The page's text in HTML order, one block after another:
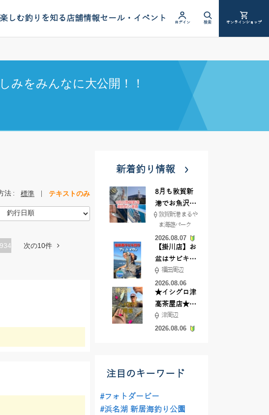
しむ釣りを知る店舗情報セール・イベント ログイン 検索 オンラインショップ
みをみんなに大公開！！
法 標準 テキストのみ
次の10件
新着釣り情報
8月も敦賀新
港でお魚沢山
♪ イシグロ彦
根店
敦賀新港 まるや
ま海遊パーク
2026.08.07
【掛川店】お
盆はサビキ釣
りいきません
か?
福田周辺
2026.08.06
★イシグロ津
高茶屋店★津
近郊ハゼ釣れ
てます！
津周辺
2026.08.06
注目のキーワード
#フォトダービー
#浜名湖 新居海釣り公園